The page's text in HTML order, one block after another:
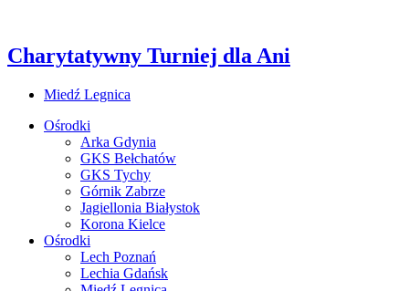
Charytatywny Turniej dla Ani
Miedź Legnica
Ośrodki
Arka Gdynia
GKS Bełchatów
GKS Tychy
Górnik Zabrze
Jagiellonia Białystok
Korona Kielce
Ośrodki
Lech Poznań
Lechia Gdańsk